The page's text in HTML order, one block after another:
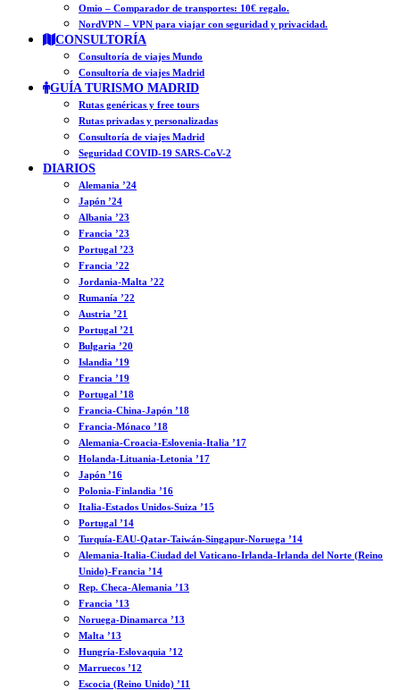
Omio – Comparador de transportes: 10€ regalo.
NordVPN – VPN para viajar con seguridad y privacidad.
CONSULTORÍA
Consultoría de viajes Mundo
Consultoría de viajes Madrid
GUÍA TURISMO MADRID
Rutas genéricas y free tours
Rutas privadas y personalizadas
Consultoría de viajes Madrid
Seguridad COVID-19 SARS-CoV-2
DIARIOS
Alemania ’24
Japón ’24
Albania ’23
Francia ’23
Portugal ’23
Francia ’22
Jordania-Malta ’22
Rumanía ’22
Austria ’21
Portugal ’21
Bulgaria ’20
Islandia ’19
Francia ’19
Portugal ’18
Francia-China-Japón ’18
Francia-Mónaco ’18
Alemania-Croacia-Eslovenia-Italia ’17
Holanda-Lituania-Letonia ’17
Japón ’16
Polonia-Finlandia ’16
Italia-Estados Unidos-Suiza ’15
Portugal ’14
Turquía-EAU-Qatar-Taiwán-Singapur-Noruega ’14
Alemania-Italia-Ciudad del Vaticano-Irlanda-Irlanda del Norte (Reino
Unido)-Francia ’14
Rep. Checa-Alemania ’13
Francia ’13
Noruega-Dinamarca ’13
Malta ’13
Hungría-Eslovaquia ’12
Marruecos ’12
Escocia (Reino Unido) ’11